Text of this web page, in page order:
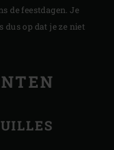
de feestdagen. Je
dus op dat je ze niet